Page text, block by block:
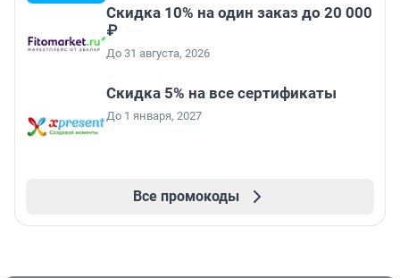
Скидка 10% на один заказ до 20 000
₽
До 31 августа, 2026
Скидка 5% на все сертификаты
До 1 января, 2027
Все промокоды